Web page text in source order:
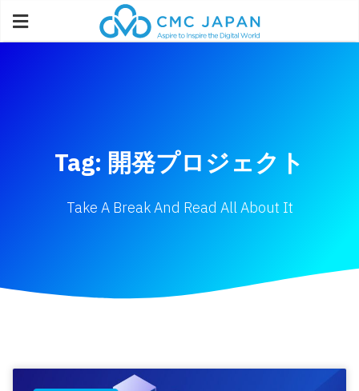
Tag: 開発プロジェクト
Take A Break And Read All About It